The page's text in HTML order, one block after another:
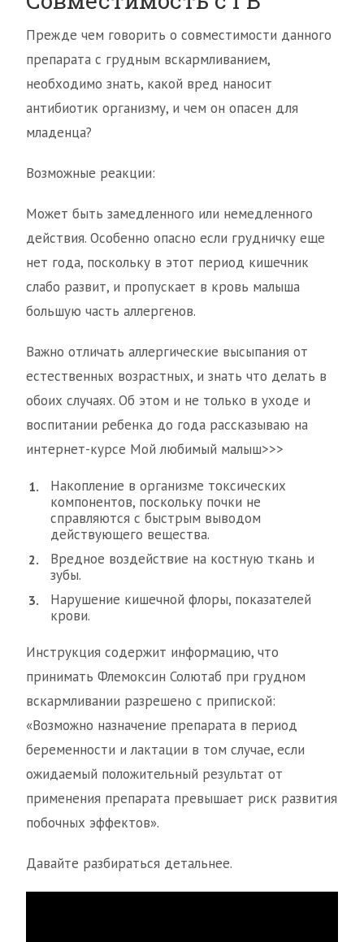
Прежде чем говорить о совместимости данного
препарата с грудным вскармливанием,
необходимо знать, какой вред наносит
антибиотик организму, и чем он опасен для
младенца?
Возможные реакции:
Может быть замедленного или немедленного
действия. Особенно опасно если грудничку еще
нет года, поскольку в этот период кишечник
слабо развит, и пропускает в кровь малыша
большую часть аллергенов.
Важно отличать аллергические высыпания от
естественных возрастных, и знать что делать в
обоих случаях. Об этом и не только в уходе и
воспитании ребенка до года рассказываю на
интернет-курсе Мой любимый малыш>>>
Накопление в организме токсических
компонентов, поскольку почки не
справляются с быстрым выводом
действующего вещества.
Вредное воздействие на костную ткань и
зубы.
Нарушение кишечной флоры, показателей
крови.
Инструкция содержит информацию, что
принимать Флемоксин Солютаб при грудном
вскармливании разрешено с припиской:
«Возможно назначение препарата в период
беременности и лактации в том случае, если
ожидаемый положительный результат от
применения препарата превышает риск развития
побочных эффектов».
Давайте разбираться детальнее.